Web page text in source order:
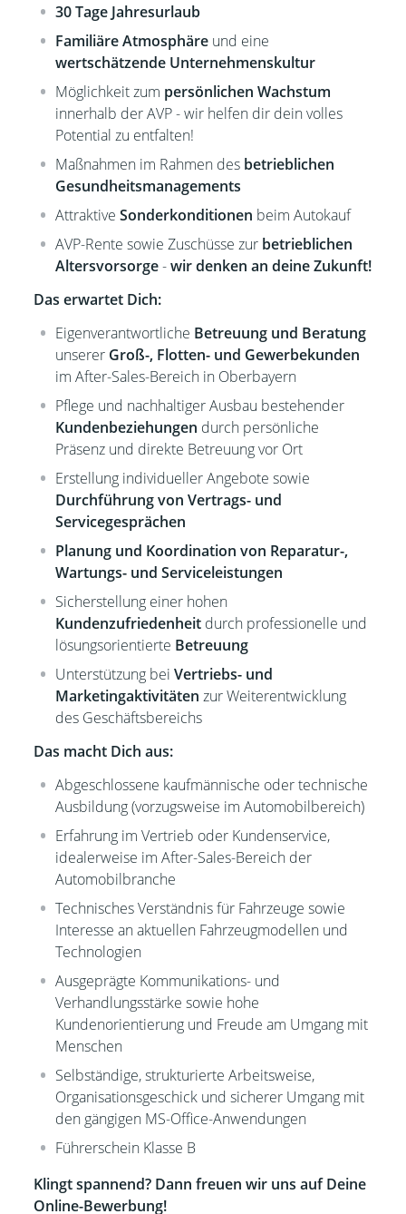
30 Tage Jahresurlaub
Familiäre Atmosphäre und eine
wertschätzende Unternehmenskultur
Möglichkeit zum persönlichen Wachstum
innerhalb der AVP - wir helfen dir dein volles
Potential zu entfalten!
Maßnahmen im Rahmen des betrieblichen
Gesundheitsmanagements
AttraktiveSonderkonditionen beim Autokauf
AVP-Rente sowie Zuschüsse zur betrieblichen
Altersvorsorge-wir denken an deine Zukunft!
Das erwartet Dich:
Eigenverantwortliche Betreuung und Beratung
unserer Groß-, Flotten- und Gewerbekunden
im After-Sales-Bereich in Oberbayern
Pflege und nachhaltiger Ausbau bestehender
Kundenbeziehungen durch persönliche
Präsenz und direkte Betreuung vor Ort
Erstellung individueller Angebote sowie
Durchführung von Vertrags- und
Servicegesprächen
Planung und Koordination von Reparatur-,
Wartungs- und Serviceleistungen
Sicherstellung einer hohen
Kundenzufriedenheit durch professionelle und
lösungsorientierte Betreuung
Unterstützung bei Vertriebs- und
Marketingaktivitäten zur Weiterentwicklung
des Geschäftsbereichs
Das macht Dich aus:
Abgeschlossene kaufmännische oder technische
Ausbildung (vorzugsweise im Automobilbereich)
Erfahrung im Vertrieb oder Kundenservice,
idealerweise im After-Sales-Bereich der
Automobilbranche
Technisches Verständnis für Fahrzeuge sowie
Interesse an aktuellen Fahrzeugmodellen und
Technologien
Ausgeprägte Kommunikations- und
Verhandlungsstärke sowie hohe
Kundenorientierung und Freude am Umgang mit
Menschen
Selbständige, strukturierte Arbeitsweise,
Organisationsgeschick und sicherer Umgang mit
den gängigen MS-Office-Anwendungen
Führerschein Klasse B
Klingt spannend? Dann freuen wir uns auf Deine
Online-Bewerbung!